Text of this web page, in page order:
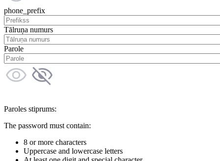
phone_prefix
Tālruņa numurs
Parole
Paroles stiprums:
The password must contain:
8 or more characters
Uppercase and lowercase letters